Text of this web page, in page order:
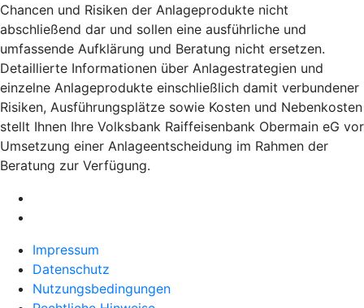
Chancen und Risiken der Anlageprodukte nicht
abschließend dar und sollen eine ausführliche und
umfassende Aufklärung und Beratung nicht ersetzen.
Detaillierte Informationen über Anlagestrategien und
einzelne Anlageprodukte einschließlich damit verbundener
Risiken, Ausführungsplätze sowie Kosten und Nebenkosten
stellt Ihnen Ihre Volksbank Raiffeisenbank Obermain eG vor
Umsetzung einer Anlageentscheidung im Rahmen der
Beratung zur Verfügung.
Impressum
Datenschutz
Nutzungsbedingungen